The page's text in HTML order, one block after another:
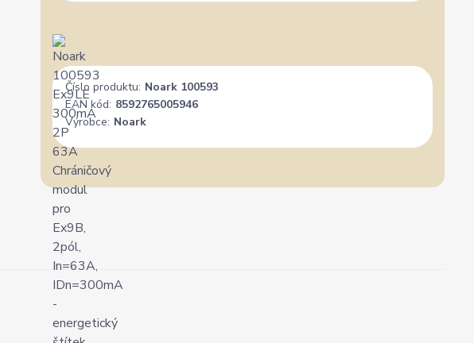
Číslo produktu: Noark 100593
EAN kód: 8592765005946
Výrobce: Noark